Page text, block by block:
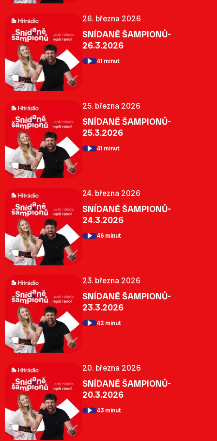
26. března 2026
SNÍDANĚ ŠAMPIONŮ-
26.3.2026
41 minut
25. března 2026
SNÍDANĚ ŠAMPIONŮ-
25.3.2026
41 minut
24. března 2026
SNÍDANĚ ŠAMPIONŮ-
24.3.2026
46 minut
23. března 2026
SNÍDANĚ ŠAMPIONŮ-
23.3.2026
42 minut
20. března 2026
SNÍDANĚ ŠAMPIONŮ-
20.3.2026
43 minut